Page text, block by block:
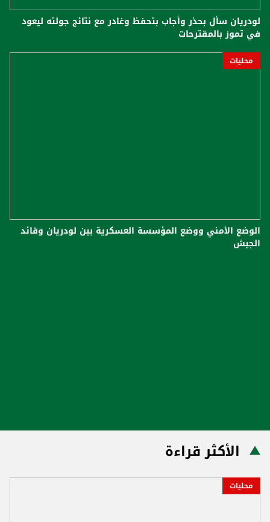
لودريان سأل بحذر وأجاب بتحفظ وغادر مع نتائج جولته ليعود
في تموز بالمقترحات
محليات
الوضع الأمني ووضع المؤسسة العسكرية بين لودريان وقائد
الجيش
الأكثر قراءة
محليات